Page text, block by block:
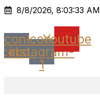
Ir
o
conteúdo
8/8/2026, 8:03:33 AM
Icon-Icon-
instagram-
1
Youtube